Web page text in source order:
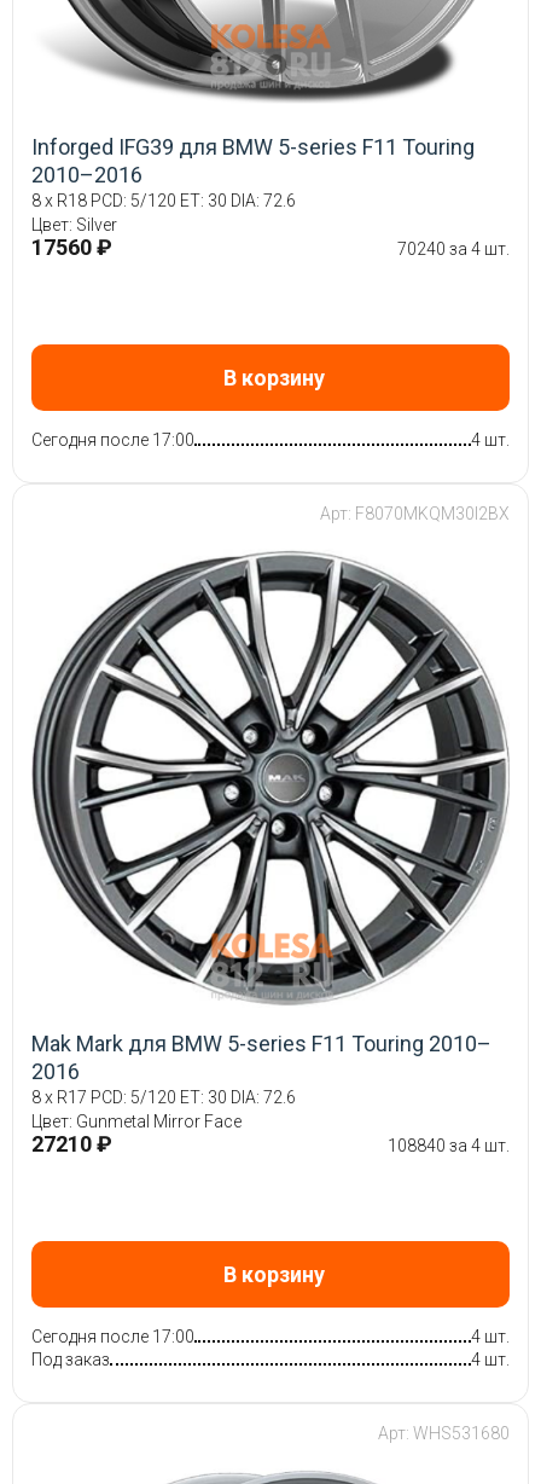
Inforged IFG39 для BMW 5-series F11 Touring
2010–2016
8 x R18 PCD: 5/120 ET: 30 DIA: 72.6
Цвет: Silver
17560 ₽ 70240 за 4 шт.
В корзину
Сегодня после 17:00 4 шт.
Арт: F8070MKQM30I2BX
Mak Mark для BMW 5-series F11 Touring 2010–
2016
8 x R17 PCD: 5/120 ET: 30 DIA: 72.6
Цвет: Gunmetal Mirror Face
27210 ₽ 108840 за 4 шт.
В корзину
Сегодня после 17:00
4 шт.
Под заказ
4 шт.
Арт: WHS531680